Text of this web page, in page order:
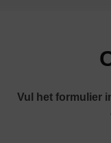
Vul het formulier